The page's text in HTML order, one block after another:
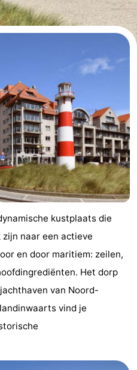
kustplaats die
naar een actieve
en door maritiem: zeilen,
Het dorp
van Noord-
vind je